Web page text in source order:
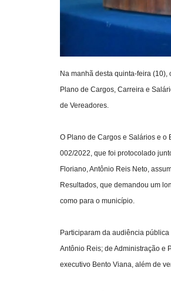
Na manhã desta quinta-feira
Plano de Cargos, Carreira e
de Vereadores.
O Plano de Cargos e Salários e
002/2022, que foi protocolado
Floriano, Antônio Reis Neto,
Resultados, que demandou um
como para o município.
Participaram da audiência
Antônio Reis; de Administração e
executivo Bento Viana, além de